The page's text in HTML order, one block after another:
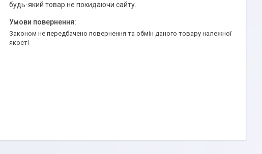
будь-який товар не покидаючи сайту.
Законом не передбачено повернення та обмін даного товару належної
якості